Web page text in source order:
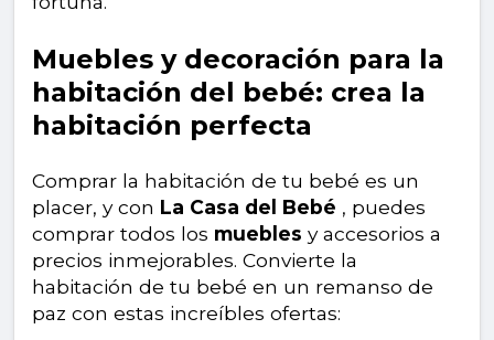
Muebles y decoración para la
habitación del bebé: crea la
habitación perfecta
Comprar la habitación de tu bebé es un
placer, y con La Casa del Bebé , puedes
comprar todos los muebles y accesorios a
precios inmejorables. Convierte la
habitación de tu bebé en un remanso de
paz con estas increíbles ofertas: